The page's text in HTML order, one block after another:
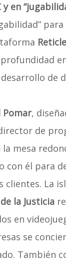
en
Reticle
de
Pomar,
de
mesa
con él para
clientes. La
la Justicia
en
se
También